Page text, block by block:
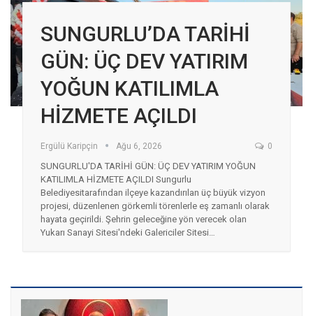
SUNGURLU’DA TARİHİ
GÜN: ÜÇ DEV YATIRIM
YOĞUN KATILIMLA
HİZMETE AÇILDI
Ergülü Karipçin Ağu 6, 2026 0
SUNGURLU'DA TARİHİ GÜN: ÜÇ DEV YATIRIM YOĞUN
KATILIMLA HİZMETE AÇILDI Sungurlu
Belediyesitarafından ilçeye kazandırılan üç büyük vizyon
projesi, düzenlenen görkemli törenlerle eş zamanlı olarak
hayata geçirildi. Şehrin geleceğine yön verecek olan
Yukarı Sanayi Sitesi'ndeki Galericiler Sitesi